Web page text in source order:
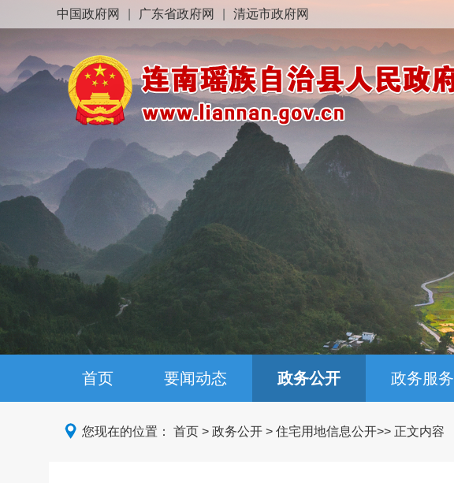
中国政府网 广东省政府网 清远市政府网
首页 要闻动态 政务公开 政务服务
您现在的位置： 首页 > 政务公开 > 住宅用地信息公开>> 正文内容